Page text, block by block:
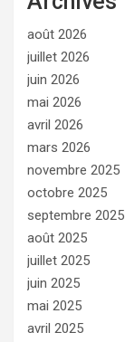
août 2026
juillet 2026
juin 2026
mai 2026
avril 2026
mars 2026
novembre 2025
octobre 2025
septembre 2025
août 2025
juillet 2025
juin 2025
mai 2025
avril 2025